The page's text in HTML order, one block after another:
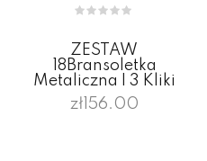
ZESTAW
18Bransoletka
Metaliczna I 3 Kliki
zł156.00